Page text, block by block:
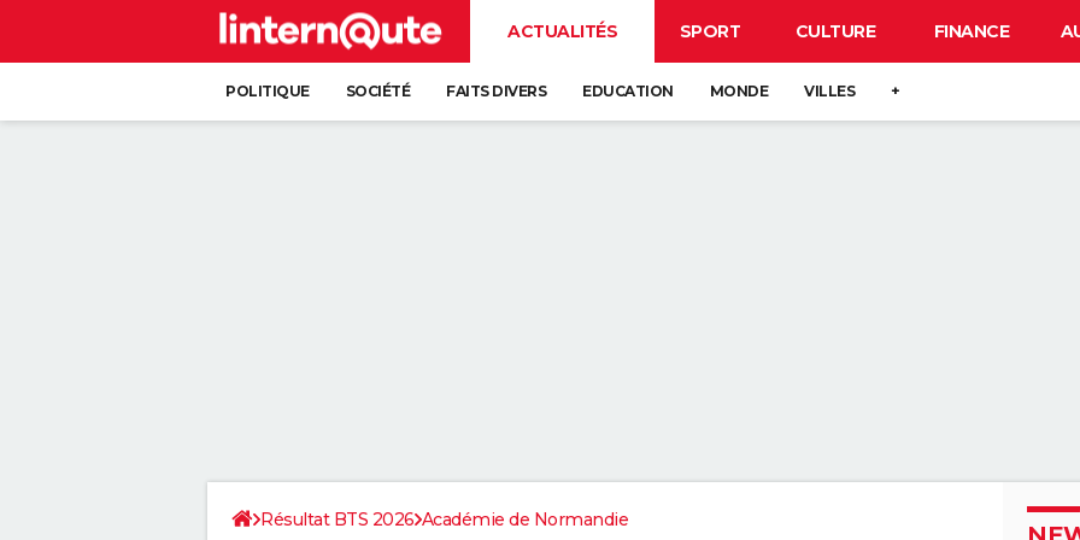
ACTUALITÉS SPORT CULTURE FINANCE
POLITIQUE SOCIÉTÉ FAITS DIVERS EDUCATION MONDE VILLES +
Résultat BTS 2026 Académie de Normandie